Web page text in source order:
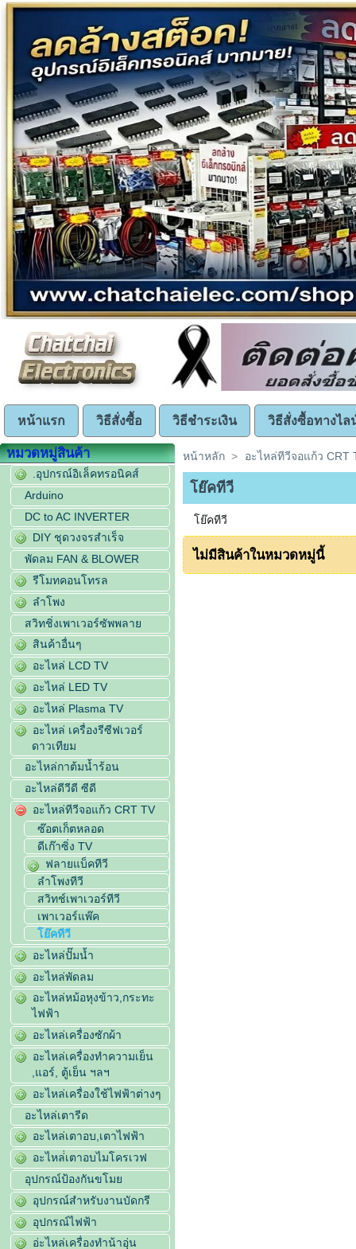
หน้าแรก วิธีสั่งซื้อ วิธีชำระเงิน วิธีสั่งซื้อทางไล
หมวดหมู่สินค้า
.อุปกรณ์อิเล็คทรอนิคส์
Arduino
DC to AC INVERTER
DIY ชุดวงจรสำเร็จ
พัดลม FAN & BLOWER
รีโมทคอนโทรล
ลำโพง
สวิทชิ่งเพาเวอร์ซัพพลาย
สินค้าอื่นๆ
อะไหล่ LCD TV
อะไหล่ LED TV
อะไหล่ Plasma TV
อะไหล่ เครื่องรีซีฟเวอร์
ดาวเทียม
อะไหล่กาต้มน้ำร้อน
อะไหล่ดีวีดี ซีดี
อะไหล่ทีวีจอแก้ว CRT TV
ซ๊อตเก็ตหลอด
ดีเก๊าซิ่ง TV
ฟลายแบ็คทีวี
ลำโพงทีวี
สวิทช์เพาเวอร์ทีวี
เพาเวอร์แพ๊ค
โย๊คทีวี
อะไหล่ปั๊มน้ำ
อะไหล่พัดลม
อะไหล่หม้อหุงข้าว,กระทะ
ไฟฟ้า
อะไหล่เครื่องซักผ้า
อะไหล่เครื่องทำความเย็น
,แอร์, ตู้เย็น ฯลฯ
อะไหล่เครื่องใช้ไฟฟ้าต่างๆ
อะไหล่เตารีด
อะไหล่เตาอบ,เตาไฟฟ้า
อะไหล่่เตาอบไมโครเวฟ
อุปกรณ์ป้องกันขโมย
อุปกรณ์สำหรับงานบัดกรี
อุปกรณ์ไฟฟ้า
อ่ะไหล่เครื่องทำน้าอุ่น
หน้าหลัก > อะไหล่ทีวีจอแก้ว CRT
โย๊คทีวี
โย๊คทีวี
ไม่มีสินค้าในหมวดหมู่นี้